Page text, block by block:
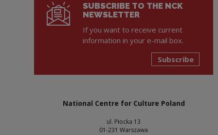
SUBSCRIBE TO THE NCK
NEWSLETTER
If you want to receive current
information in your e-mail box.
Subscribe
National Centre for Culture Poland
ul. Płocka 13
01-231 Warszawa